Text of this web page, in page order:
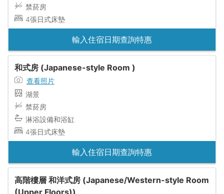
禁菸房
4張日式床墊
輸入住宿日期查詢特惠
和式房 (Japanese-style Room )
查看照片
湖景
禁菸房
淋浴設備和浴缸
4張日式床墊
輸入住宿日期查詢特惠
高階樓層 和洋式房 (Japanese/Western-style Room
(Upper Floors))